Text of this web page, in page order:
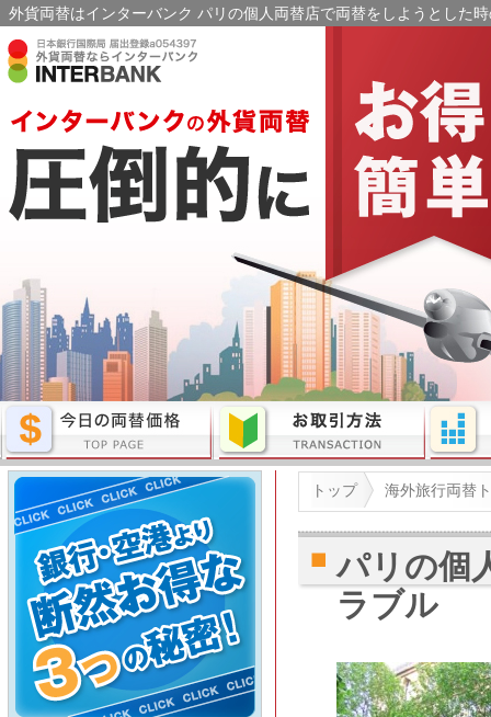
外貨両替はインターバンク パリの個人両替店で両替をしようとした
トップ 海外旅行両替
パリの個
ラブル